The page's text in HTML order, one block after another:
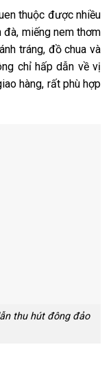
thuộc được nhiều
miếng nem thơm
tráng, đồ chua và
chỉ hấp dẫn về vị
hàng, rất phù hợp
thu hút đông đảo